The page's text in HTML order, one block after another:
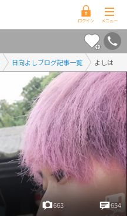
日向よしブログ記事一覧 よしは
663 654